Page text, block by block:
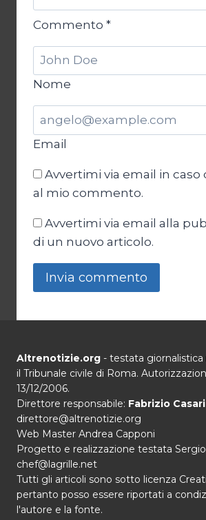
Commento *
Nome
Email
Avvertimi via email in caso
al mio commento.
Avvertimi via email alla
di un nuovo articolo.
Altrenotizie.org - testata giornalistica
il Tribunale civile di Roma.
13/12/2006.
Direttore responsabile: Fabrizio Casari
direttore@altrenotizie.org
Web Master Andrea Capponi
Progetto e realizzazione testata
chef@lagrille.net
Tutti gli articoli sono sotto licenza
pertanto posso essere riportati a
l'autore e la fonte.